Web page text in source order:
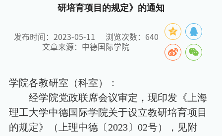
研培育项目的规定》的通知
发布时间：2023-05-11 浏览次数： 640
文章来源：中德国际学院
学院各教研室（科室）：
经学院党政联席会议审定，现印发《上海
理工大学中德国际学院关于设立教研培育项目
的规定》（上理中德〔2023〕02号），见附